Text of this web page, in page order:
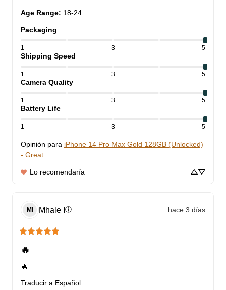
Age Range: 18-24
Packaging
1 3 5
Shipping Speed
1 3 5
Camera Quality
1 3 5
Battery Life
1 3 5
Opinión para iPhone 14 Pro Max Gold 128GB (Unlocked)
- Great
Lo recomendaría
MI Mhale ⓘ hace 3 días
🔥
🔥
Traducir a Español